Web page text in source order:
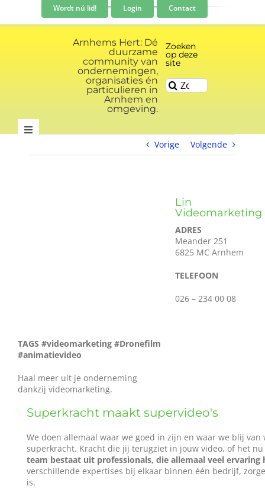
inhoud
Wordt nú lid! Login Contact
Arnhems Hert: Dé
duurzame
community van
ondernemingen,
organisaties én
particulieren in
Arnhem en
omgeving.
Zoeken
op deze
site
Zoeken
naar:
Toggle
Community
Vacatures
Vorige Volgende
TAGS #videomarketing #Dronefilm
#animatievideo
Haal meer uit je onderneming
dankzij videomarketing.
Superkracht maakt supervideo's
We doen allemaal waar we goed in zijn en waar we blij
superkracht. Kracht die jij terugziet in jouw video, of het
team bestaat uit professionals, die allemaal veel ervaring
verschillende expertises bij elkaar binnen één bedrijf,
is.
Lin
Videomarketing
ADRES
Meander 251
6825 MC Arnhem
TELEFOON
026 – 234 00 08